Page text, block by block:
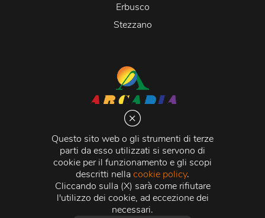
Questo sito web o gli strumenti di terze
parti da esso utilizzati si servono di
cookie per il funzionamento e gli scopi
descritti nellacookie policy.
Cliccando sulla (X) sarà come rifiutare
l'utilizzo dei cookie, ad eccezione dei
necessari.
Erbusco
Stezzano
Via Martiri della Libertà 20066 Melzo (MI)
C.C.I.A.A. - R.E.A di Milano n. 1427910
Registro delle Imprese di Milano n. 338392 -
Fiscale e Partita Iva11015840157 | Capitale Sociale
500.000,00 i.v.
Credits:Crea Informatica S.r.l. 2026 © Tutti i diritti
riservati.